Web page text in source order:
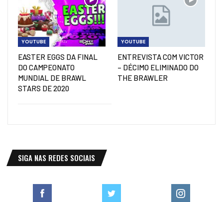
YOUTUBE
EASTER EGGS DA FINAL
DO CAMPEONATO
MUNDIAL DE BRAWL
STARS DE 2020
YOUTUBE
ENTREVISTA COM VICTOR
– DÉCIMO ELIMINADO DO
THE BRAWLER
SIGA NAS REDES SOCIAIS